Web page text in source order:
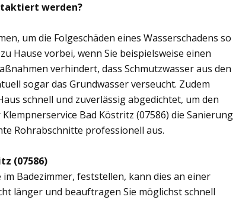
werden?
um die Folgeschäden eines Wasserschadens so
Hause vorbei, wenn Sie beispielsweise einen
verhindert, dass Schmutzwasser aus den
sogar das Grundwasser verseucht. Zudem
schnell und zuverlässig abgedichtet, um den
Bad Köstritz (07586) die Sanierung
Rohrabschnitte professionell aus.
(07586)
Badezimmer, feststellen, kann dies an einer
länger und beauftragen Sie möglichst schnell